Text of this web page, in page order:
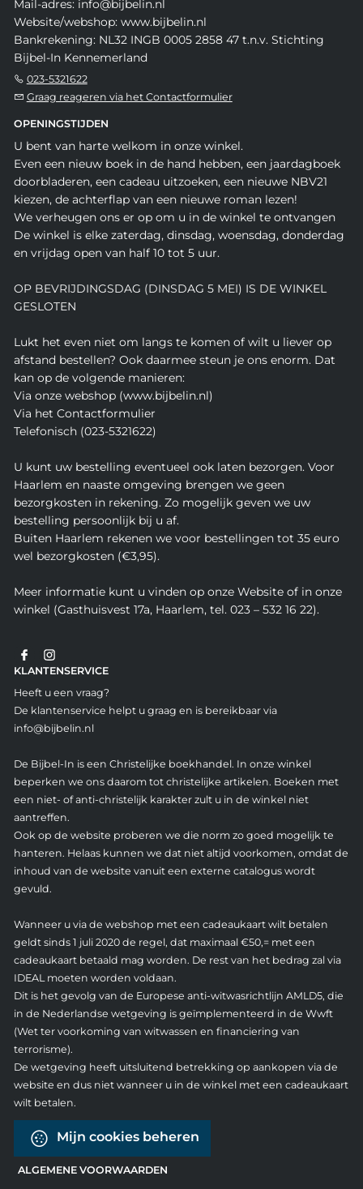
Mail-adres: info@bijbelin.nl
Website/webshop: www.bijbelin.nl
Bankrekening: NL32 INGB 0005 2858 47 t.n.v. Stichting
Bijbel-In Kennemerland
023-5321622
Graag reageren via het Contactformulier
OPENINGSTIJDEN
U bent van harte welkom in onze winkel.
Even een nieuw boek in de hand hebben, een jaardagboek
doorbladeren, een cadeau uitzoeken, een nieuwe NBV21
kiezen, de achterflap van een nieuwe roman lezen!
We verheugen ons er op om u in de winkel te ontvangen
De winkel is elke zaterdag, dinsdag, woensdag, donderdag
en vrijdag open van half 10 tot 5 uur.
OP BEVRIJDINGSDAG (DINSDAG 5 MEI) IS DE WINKEL
GESLOTEN
Lukt het even niet om langs te komen of wilt u liever op
afstand bestellen? Ook daarmee steun je ons enorm. Dat
kan op de volgende manieren:
Via onze webshop (www.bijbelin.nl)
Via het Contactformulier
Telefonisch (023-5321622)
U kunt uw bestelling eventueel ook laten bezorgen. Voor
Haarlem en naaste omgeving brengen we geen
bezorgkosten in rekening. Zo mogelijk geven we uw
bestelling persoonlijk bij u af.
Buiten Haarlem rekenen we voor bestellingen tot 35 euro
wel bezorgkosten (€3,95).
Meer informatie kunt u vinden op onze Website of in onze
winkel (Gasthuisvest 17a, Haarlem, tel. 023 – 532 16 22).
KLANTENSERVICE
Heeft u een vraag?
De klantenservice helpt u graag en is bereikbaar via
info@bijbelin.nl
De Bijbel-In is een Christelijke boekhandel. In onze winkel
beperken we ons daarom tot christelijke artikelen. Boeken met
een niet- of anti-christelijk karakter zult u in de winkel niet
aantreffen.
Ook op de website proberen we die norm zo goed mogelijk te
hanteren. Helaas kunnen we dat niet altijd voorkomen, omdat de
inhoud van de website vanuit een externe catalogus wordt
gevuld.
Wanneer u via de webshop met een cadeaukaart wilt betalen
geldt sinds 1 juli 2020 de regel, dat maximaal €50,= met een
cadeaukaart betaald mag worden. De rest van het bedrag zal via
IDEAL moeten worden voldaan.
Dit is het gevolg van de Europese anti-witwasrichtlijn AMLD5, die
in de Nederlandse wetgeving is geïmplementeerd in de Wwft
(Wet ter voorkoming van witwassen en financiering van
terrorisme).
De wetgeving heeft uitsluitend betrekking op aankopen via de
website en dus niet wanneer u in de winkel met een cadeaukaart
wilt betalen.
Mijn cookies beheren
ALGEMENE VOORWAARDEN